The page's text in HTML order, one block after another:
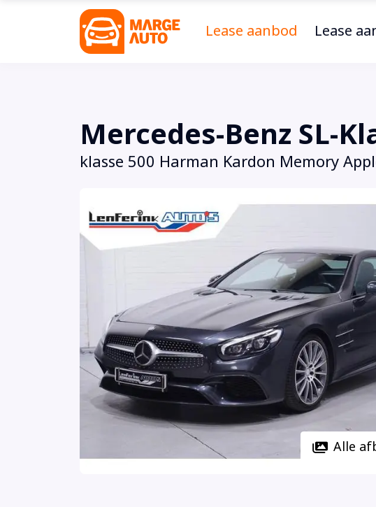
Lease aanbod Lease
Mercedes-Benz SL-
klasse 500 Harman Kardon Memory
Alle